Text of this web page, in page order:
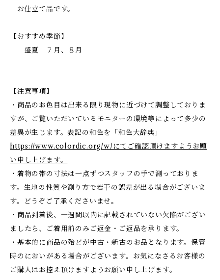
お仕立て品です。
【おすすめ季節】
盛夏 ７月、８月
【注意事項】
・商品のお色目は出来る限り現物に近づけて調整しておりま
すが、ご覧いただいているモニターの環境等によって多少の
差異が生じます。表記の和色を「和色大辞典」
https://www.colordic.org/w/にてご確認頂けますようお願
い申し上げます。
・着物の帯の寸法は一点ずつスタッフの手で測っておりま
す。生地の性質や測り方で若干の誤差が出る場合がございま
す。どうぞご了承くださいませ。
・商品到着後、一週間以内に記載されていない欠陥がござい
ましたら、ご着用前のみご返金・ご返品を承ります。
・基本的に商品の殆どが中古・新古のお品となります。保管
時のにおいがある場合がございます。お気になさるお客様の
ご購入はお控え頂けますようお願い申し上げます。